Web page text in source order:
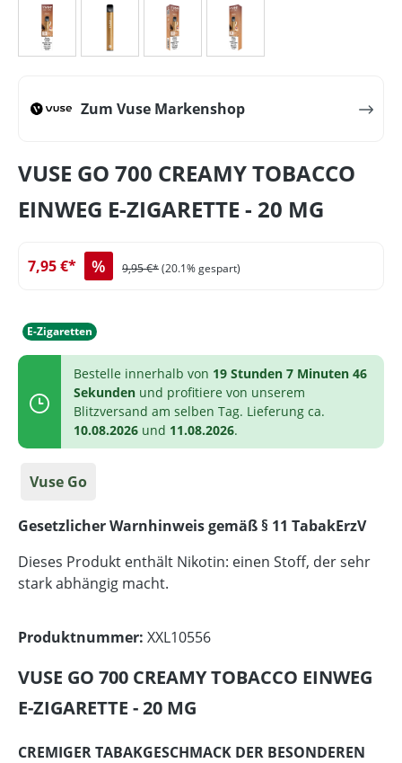
Zum Vuse Markenshop
VUSE GO 700 CREAMY TOBACCO
EINWEG E-ZIGARETTE - 20 MG
7,95 €* % 9,95 €*(20.1% gespart)
E-Zigaretten
Bestelle innerhalb von 19 Stunden 7 Minuten 46
Sekunden und profitiere von unserem
Blitzversand am selben Tag. Lieferung ca.
10.08.2026 und 11.08.2026.
Vuse Go
Gesetzlicher Warnhinweis gemäß § 11 TabakErzV
Dieses Produkt enthält Nikotin: einen Stoff, der sehr
stark abhängig macht.
Produktnummer: XXL10556
VUSE GO 700 CREAMY TOBACCO EINWEG
E-ZIGARETTE - 20 MG
CREMIGER TABAKGESCHMACK DER BESONDEREN